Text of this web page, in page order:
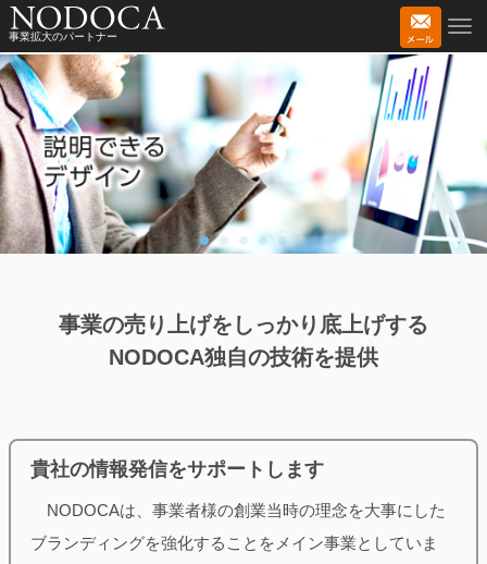
事業拡大のパートナー
事業の売り上げをしっかり底上げする
NODOCA独自の技術を提供
貴社の情報発信をサポートします
NODOCAは、事業者様の創業当時の理念を大事にした
ブランディングを強化することをメイン事業としていま